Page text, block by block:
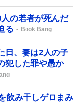
の若者が死んだ
る
Book Bang
日、妻は2人の子
犯した罪や愚か
飲み干しゲロまみ